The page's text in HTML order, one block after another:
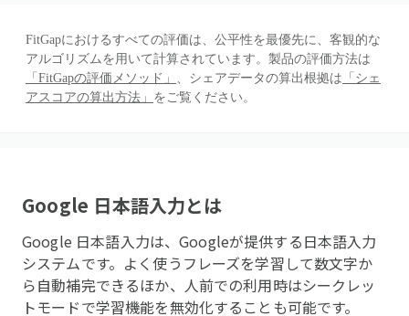
FitGapにおけるすべての評価は、公平性を最優先に、客観的な
アルゴリズムを用いて計算されています。製品の評価方法は
「FitGapの評価メソッド」 、シェアデータの算出根拠は 「シェ
アスコアの算出方法」 をご覧ください。
Google 日本語入力とは
Google 日本語入力は、Googleが提供する日本語入力
システムです。よく使うフレーズを学習して数文字か
ら自動補完できるほか、人前での利用時はシークレッ
トモードで学習機能を無効化することも可能です。